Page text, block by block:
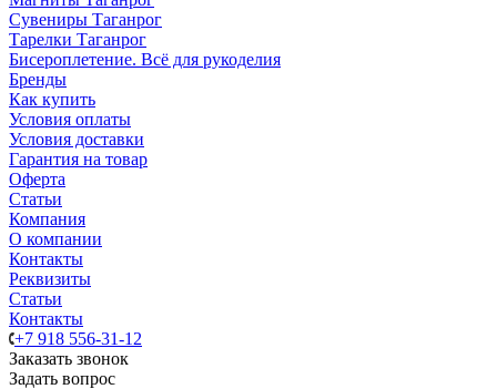
Сувениры Таганрог
Тарелки Таганрог
Бисероплетение. Всё для рукоделия
Бренды
Как купить
Условия оплаты
Условия доставки
Гарантия на товар
Оферта
Статьи
Компания
О компании
Контакты
Реквизиты
Статьи
Контакты
+7 918 556-31-12
Заказать звонок
Задать вопрос